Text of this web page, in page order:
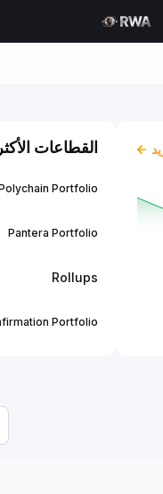
القطاعات
Portfolio
Pantera Portfolio
Rollups